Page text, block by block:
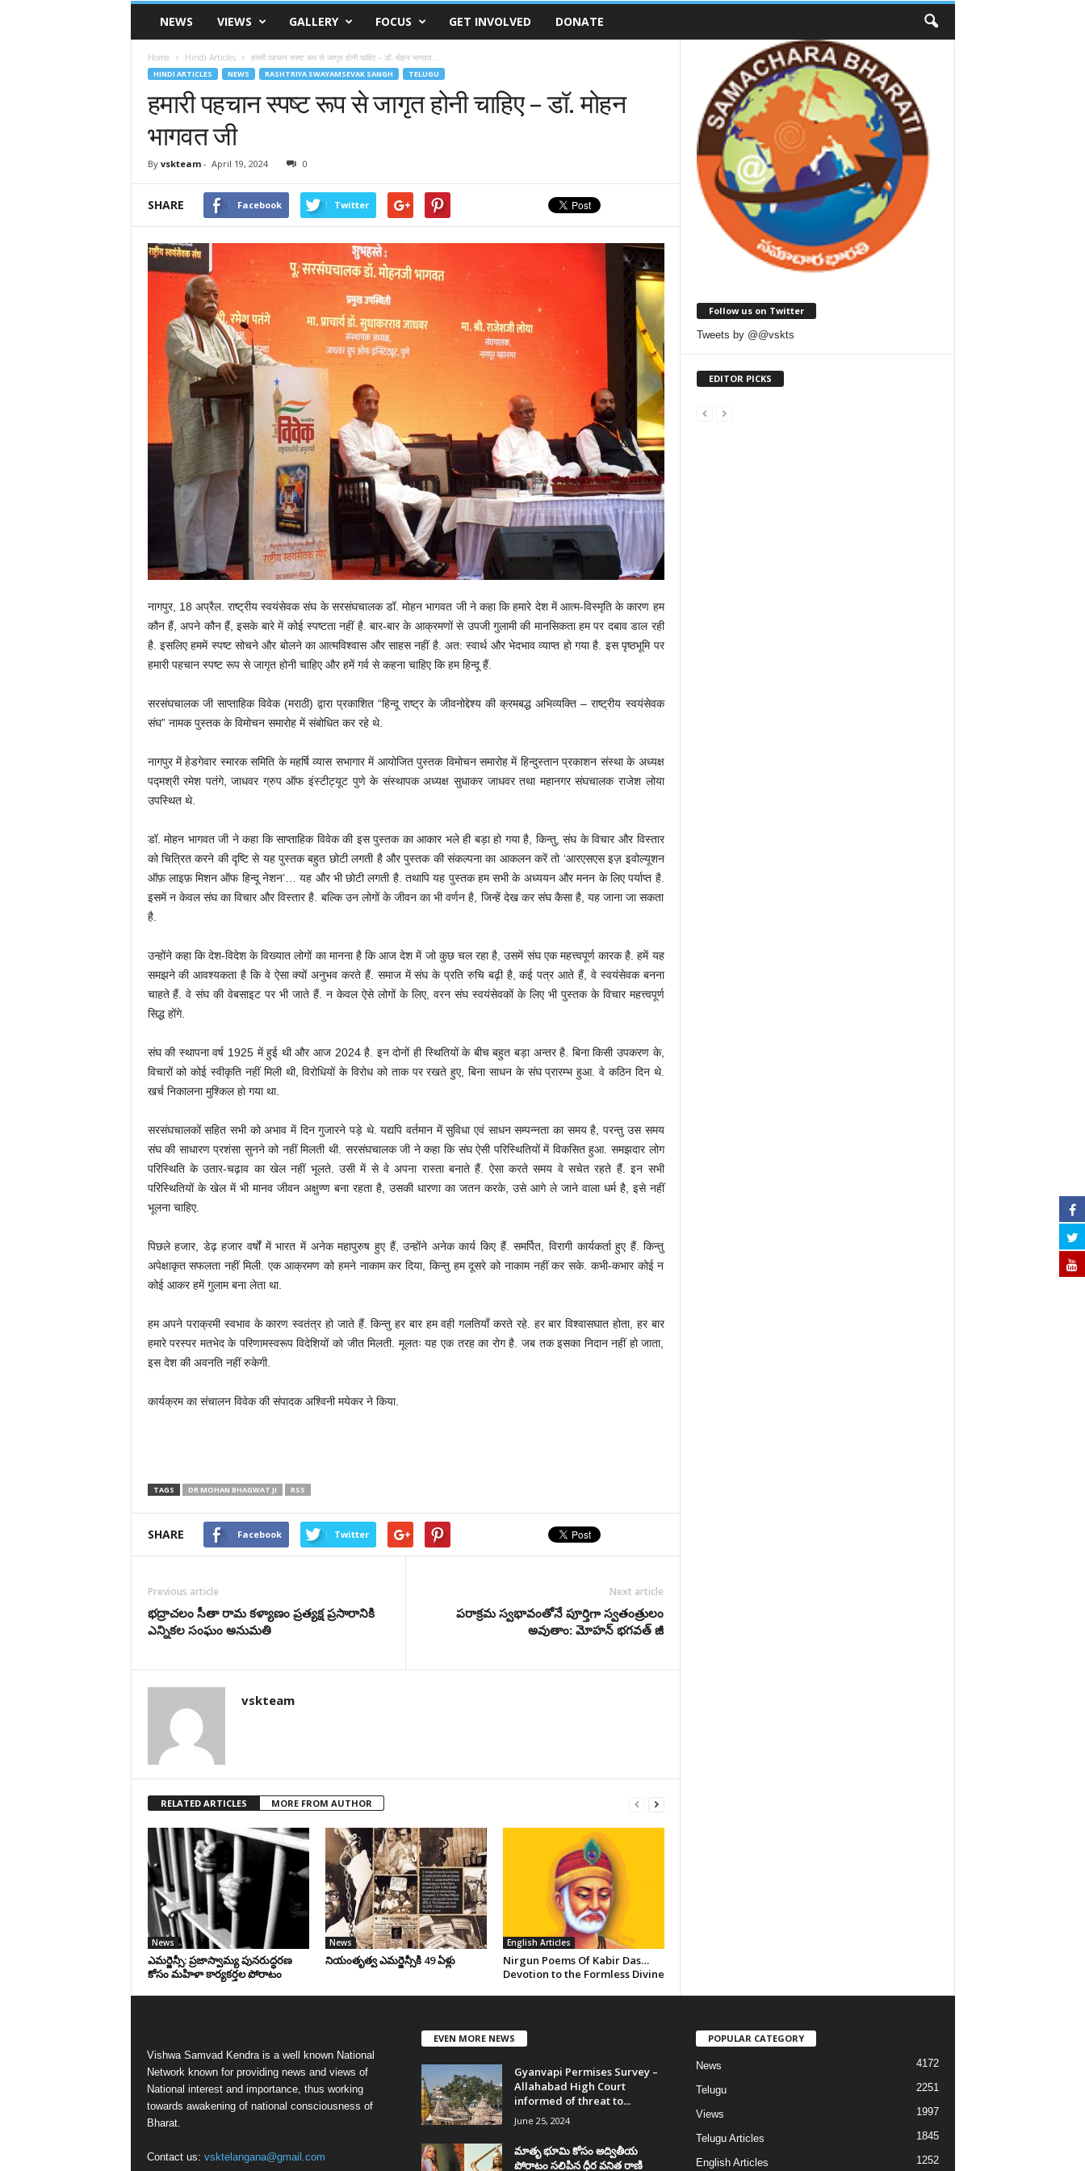
VSK
TelanganaNEWS VIEWS GALLERY FOCUS GET INVOLVED DONATE
Home Hindi Articles हमारी पहचान स्पष्ट रूप से जागृत होनी चाहिए – डॉ. मोहन भागवत...
HINDI ARTICLES NEWS RASHTRIYA SWAYAMSEVAK SANGH TELUGU
हमारी पहचान स्पष्ट रूप से जागृत होनी चाहिए – डॉ. मोहन
भागवत जी
By vskteam- April 19, 2024 0
SHARE Facebook Twitter
नागपुर, 18 अप्रैल. राष्ट्रीय स्वयंसेवक संघ के सरसंघचालक डॉ. मोहन भागवत जी ने कहा कि हमारे देश में आत्म-विस्मृति के कारण हम
कौन हैं, अपने कौन हैं, इसके बारे में कोई स्पष्टता नहीं है. बार-बार के आक्रमणों से उपजी गुलामी की मानसिकता हम पर दबाव डाल रही
है. इसलिए हममें स्पष्ट सोचने और बोलने का आत्मविश्वास और साहस नहीं है. अत: स्वार्थ और भेदभाव व्याप्त हो गया है. इस पृष्ठभूमि पर
हमारी पहचान स्पष्ट रूप से जागृत होनी चाहिए और हमें गर्व से कहना चाहिए कि हम हिन्दू हैं.
सरसंघचालक जी साप्ताहिक विवेक (मराठी) द्वारा प्रकाशित “हिन्दू राष्ट्र के जीवनोद्देश्य की क्रमबद्ध अभिव्यक्ति – राष्ट्रीय स्वयंसेवक
संघ” नामक पुस्तक के विमोचन समारोह में संबोधित कर रहे थे.
नागपुर में हेडगेवार स्मारक समिति के महर्षि व्यास सभागार में आयोजित पुस्तक विमोचन समारोह में हिन्दुस्तान प्रकाशन संस्था के अध्यक्ष
पद्मश्री रमेश पतंगे, जाधवर ग्रुप ऑफ इंस्टीट्यूट पुणे के संस्थापक अध्यक्ष सुधाकर जाधवर तथा महानगर संघचालक राजेश लोया
उपस्थित थे.
डॉ. मोहन भागवत जी ने कहा कि साप्ताहिक विवेक की इस पुस्तक का आकार भले ही बड़ा हो गया है, किन्तु, संघ के विचार और विस्तार
को चित्रित करने की दृष्टि से यह पुस्तक बहुत छोटी लगती है और पुस्तक की संकल्पना का आकलन करें तो ‘आरएसएस इज़ इवोल्यूशन
ऑफ़ लाइफ़ मिशन ऑफ हिन्दू नेशन’… यह और भी छोटी लगती है. तथापि यह पुस्तक हम सभी के अध्ययन और मनन के लिए पर्याप्त है.
इसमें न केवल संघ का विचार और विस्तार है. बल्कि उन लोगों के जीवन का भी वर्णन है, जिन्हें देख कर संघ कैसा है, यह जाना जा सकता
है.
उन्होंने कहा कि देश-विदेश के विख्यात लोगों का मानना है कि आज देश में जो कुछ चल रहा है, उसमें संघ एक महत्त्वपूर्ण कारक है. हमें यह
समझने की आवश्यकता है कि वे ऐसा क्यों अनुभव करते हैं. समाज में संघ के प्रति रुचि बढ़ी है, कई पत्र आते हैं, वे स्वयंसेवक बनना
चाहते हैं. वे संघ की वेबसाइट पर भी जाते हैं. न केवल ऐसे लोगों के लिए, वरन संघ स्वयंसेवकों के लिए भी पुस्तक के विचार महत्त्वपूर्ण
सिद्ध होंगे.
संघ की स्थापना वर्ष 1925 में हुई थी और आज 2024 है. इन दोनों ही स्थितियों के बीच बहुत बड़ा अन्तर है. बिना किसी उपकरण के,
विचारों को कोई स्वीकृति नहीं मिली थी, विरोधियों के विरोध को ताक पर रखते हुए, बिना साधन के संघ प्रारम्भ हुआ. वे कठिन दिन थे.
खर्च निकालना मुश्किल हो गया था.
सरसंघचालकों सहित सभी को अभाव में दिन गुजारने पड़े थे. यद्यपि वर्तमान में सुविधा एवं साधन सम्पन्नता का समय है, परन्तु उस समय
संघ की साधारण प्रशंसा सुनने को नहीं मिलती थी. सरसंघचालक जी ने कहा कि संघ ऐसी परिस्थितियों में विकसित हुआ. समझदार लोग
परिस्थिति के उतार-चढ़ाव का खेल नहीं भूलते. उसी में से वे अपना रास्ता बनाते हैं. ऐसा करते समय वे सचेत रहते हैं. इन सभी
परिस्थितियों के खेल में भी मानव जीवन अक्षुण्ण बना रहता है, उसकी धारणा का जतन करके, उसे आगे ले जाने वाला धर्म है, इसे नहीं
भूलना चाहिए.
पिछले हजार, डेढ़ हजार वर्षों में भारत में अनेक महापुरुष हुए हैं, उन्होंने अनेक कार्य किए हैं. समर्पित, विरागी कार्यकर्ता हुए हैं. किन्तु
अपेक्षाकृत सफलता नहीं मिली. एक आक्रमण को हमने नाकाम कर दिया, किन्तु हम दूसरे को नाकाम नहीं कर सके. कभी-कभार कोई न
कोई आकर हमें गुलाम बना लेता था.
हम अपने पराक्रमी स्वभाव के कारण स्वतंत्र हो जाते हैं. किन्तु हर बार हम वही गलतियाँ करते रहे. हर बार विश्वासघात होता, हर बार
हमारे परस्पर मतभेद के परिणामस्वरूप विदेशियों को जीत मिलती. मूलतः यह एक तरह का रोग है. जब तक इसका निदान नहीं हो जाता,
इस देश की अवनति नहीं रुकेगी.
कार्यक्रम का संचालन विवेक की संपादक अश्विनी मयेकर ने किया.
TAGS DR MOHAN BHAGWAT JI RSS
SHARE Facebook Twitter
Previous article
భద్రాచలం సీతా రామ కళ్యాణం ప్రత్యక్ష ప్రసారానికి
ఎన్నిక‌ల సంఘం అనుమ‌తి
Next article
పరాక్రమ స్వభావంతోనే పూర్తిగా స్వతంత్రులం
అవుతాం: మోహన్‌ భగవత్‌ జీ
vskteam
RELATED ARTICLES MORE FROM AUTHOR
News
ఎమర్జెన్సీ: ప్రజాస్వామ్య పునరుద్ధరణ
కోసం మహిళా కార్యకర్తల పోరాటం
News
నియంతృత్వ ఎమర్జెన్సీకి 49 ఏళ్లు
English Articles
Nirgun Poems Of Kabir Das…
Devotion to the Formless Divine
Follow us on Twitter
Tweets by @@vskts
EDITOR PICKS
Vishwa Samvad Kendra is a well known National
Network known for providing news and views of
National interest and importance, thus working
towards awakening of national consciousness of
Bharat.
Contact us: vsktelangana@gmail.com
EVEN MORE NEWS
Gyanvapi Permises Survey –
Allahabad High Court
informed of threat to...
June 25, 2024
మాతృ భూమి కోసం అద్వితీయ
పోరాటం సలిపిన ధీర వనిత రాణి
POPULAR CATEGORY
News 4172
Telugu 2251
Views 1997
Telugu Articles 1845
English Articles 1252